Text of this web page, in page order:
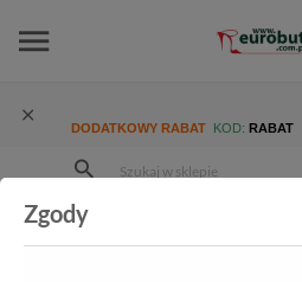
DODATKOWY RABAT KOD: RABAT
Kolekcja męska
Półbuty codzienne
Zgody